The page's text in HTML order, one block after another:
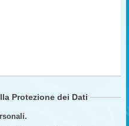
avvisi o elezione di domicilio ed
Protezione dei Dati